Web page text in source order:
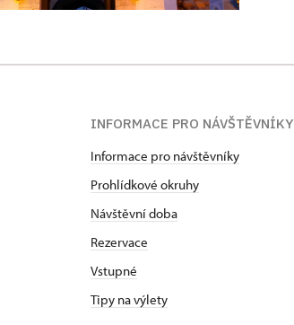
INFORMACE PRO NÁVŠTĚVNÍKY
Informace pro návštěvníky
Prohlídkové okruhy
Návštěvní doba
Rezervace
Vstupné
Tipy na výlety